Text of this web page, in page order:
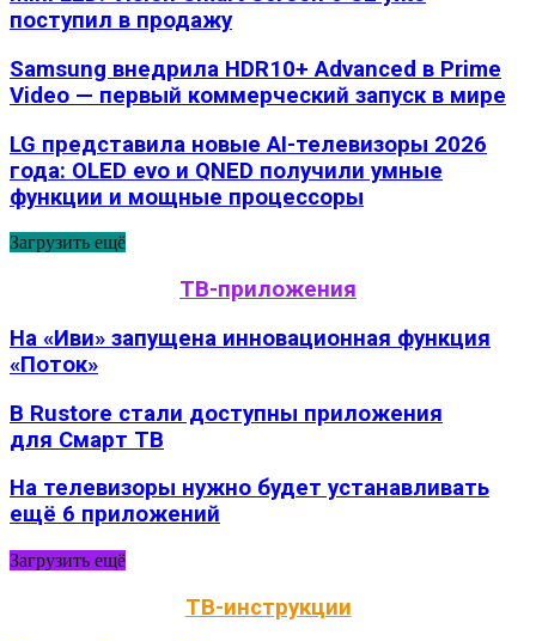
поступил в продажу
Samsung внедрила HDR10+ Advanced в Prime
Video — первый коммерческий запуск в мире
LG представила новые AI-телевизоры 2026
года: OLED evo и QNED получили умные
функции и мощные процессоры
Загрузить ещё
ТВ-приложения
На «Иви» запущена инновационная функция
«Поток»
В Rustore стали доступны приложения
для Смарт ТВ
На телевизоры нужно будет устанавливать
ещё 6 приложений
Загрузить ещё
ТВ-инструкции